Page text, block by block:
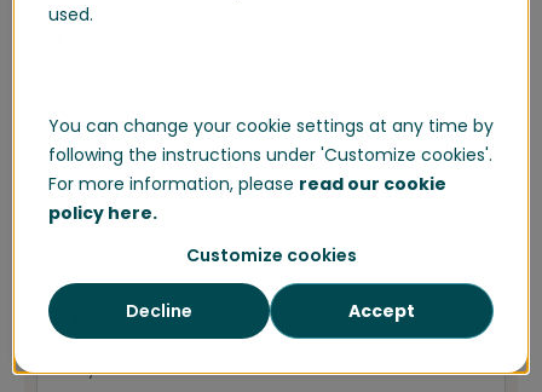
used.
You can change your cookie settings at any time by
following the instructions under 'Customize cookies'.
For more information, please read our cookie
policy here.
Customize cookies
Accept
Decline
Sähköpostiosoite *
Yrityksen nimi *